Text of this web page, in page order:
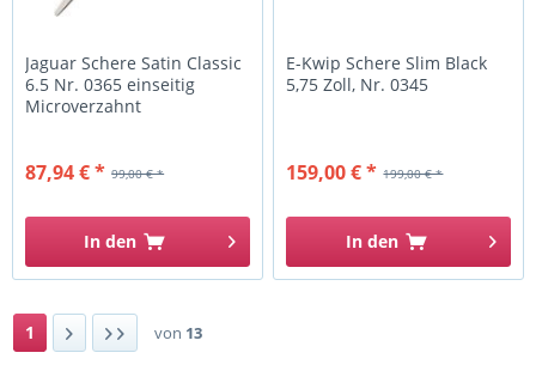
Jaguar Schere Satin Classic
6.5 Nr. 0365 einseitig
Microverzahnt
99,00 € *
87,94 € *
In den
E-Kwip Schere Slim Black
5,75 Zoll, Nr. 0345
199,00 € *
159,00 € *
In den
1 von 13